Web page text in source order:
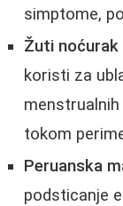
simptome,
Žuti noćurak
koristi za
tokom
Peruanska
podsticanje